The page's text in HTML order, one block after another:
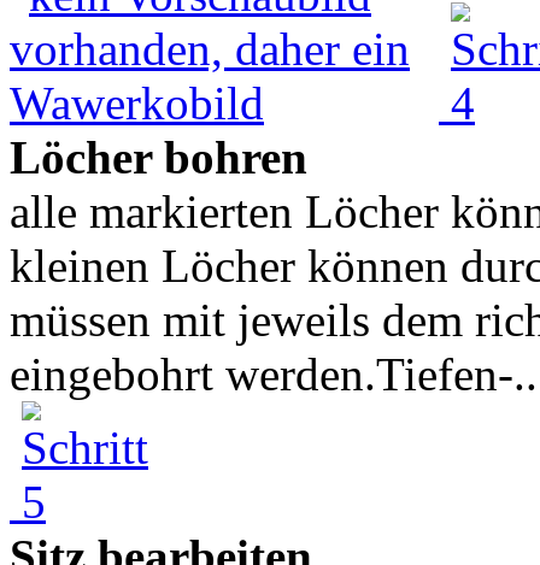
Löcher bohren
alle markierten Löcher
kleinen Löcher können
müssen mit jeweils dem
eingebohrt werden.Tiefen-